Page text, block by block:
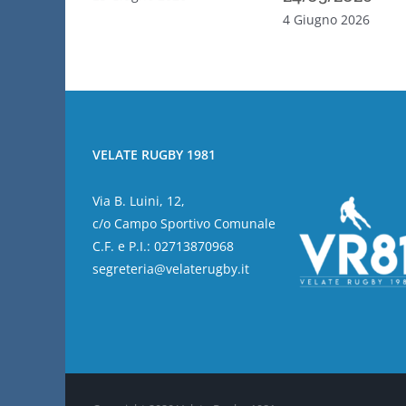
4 Giugno 2026
VELATE RUGBY 1981
Via B. Luini, 12,
c/o Campo Sportivo Comunale
C.F. e P.I.: 02713870968
segreteria@velaterugby.it